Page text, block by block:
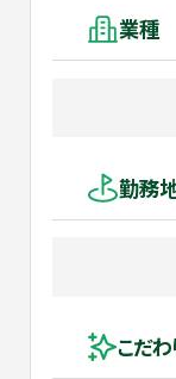
業種
勤務
こだわ